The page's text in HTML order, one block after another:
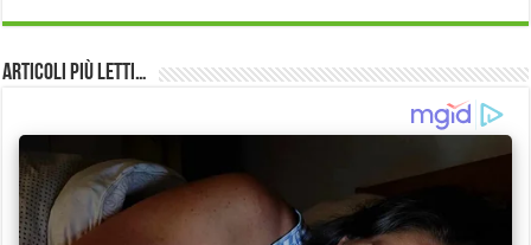
Articoli più Letti…